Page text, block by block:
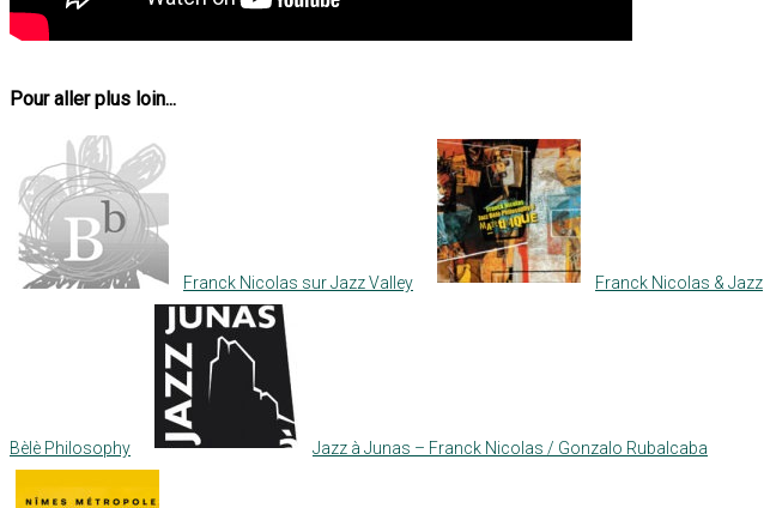
Pour aller plus loin...
Franck Nicolas sur Jazz Valley Franck Nicolas & Jazz
Bèlè Philosophy Jazz à Junas – Franck Nicolas / Gonzalo Rubalcaba